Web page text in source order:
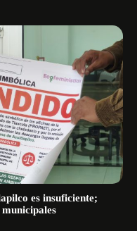
es insuficiente;